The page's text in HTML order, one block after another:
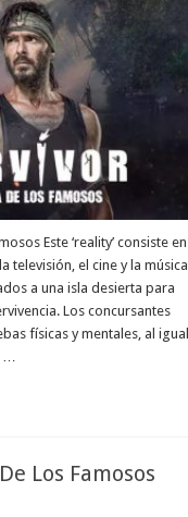
Este ‘reality’ consiste en
televisión, el cine y la música
a una isla desierta para
Los concursantes
físicas y mentales, al igual
…
Los Famosos